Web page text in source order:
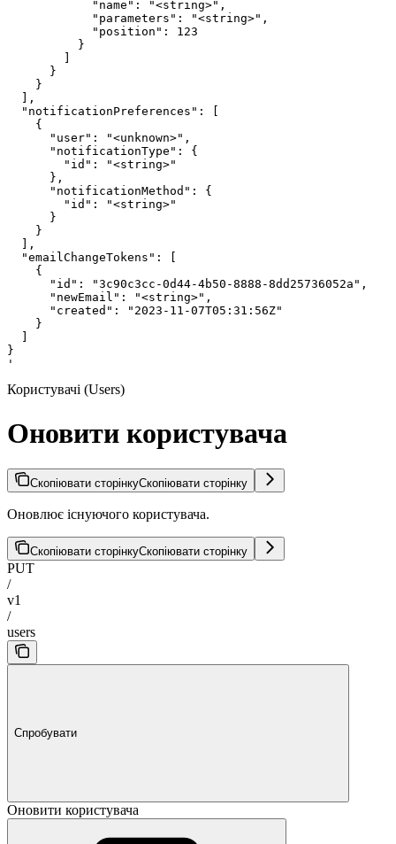
Користувачі (Users)
Оновити користувача
Скопіювати сторінкуСкопіювати сторінку
Оновлює існуючого користувача.
Скопіювати сторінкуСкопіювати сторінку
PUT
/
v1
/
users
Спробувати
Оновити користувача